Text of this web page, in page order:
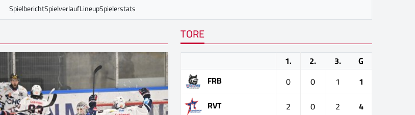
SpielberichtSpielverlaufLineupSpielerstats
TORE
1. 2. 3.
G
FRB
0 0 1
1
RVT
2 0 2 4